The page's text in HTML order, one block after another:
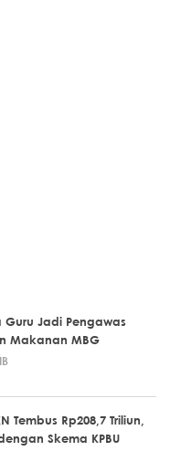
Guru Jadi Pengawas
Makanan MBG
Tembus Rp208,7 Triliun,
Skema KPBU